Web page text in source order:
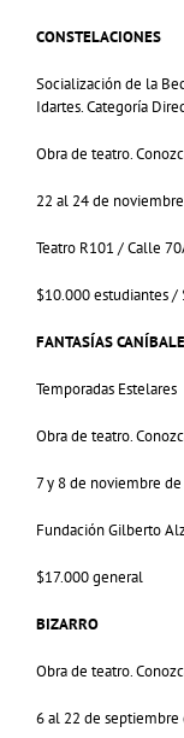
CONSTELACIONES
Socialización de la
Idartes. Categoría
Obra de teatro.
22 al 24 de
Teatro R101 / Calle
$10.000 estudiantes
FANTASÍAS
Temporadas Estelares
Obra de teatro.
7 y 8 de noviembre
Fundación Gilberto
$17.000 general
BIZARRO
Obra de teatro.
6 al 22 de